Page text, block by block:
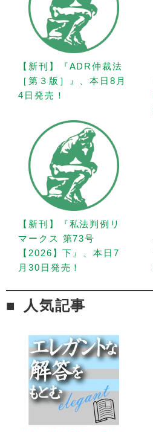
【新刊】『ADR仲裁法
［第３版］』、本日8月
4日発売！
【新刊】『私法判例リ
マークス 第73号
【2026】下』、本日7
月30日発売！
人気記事